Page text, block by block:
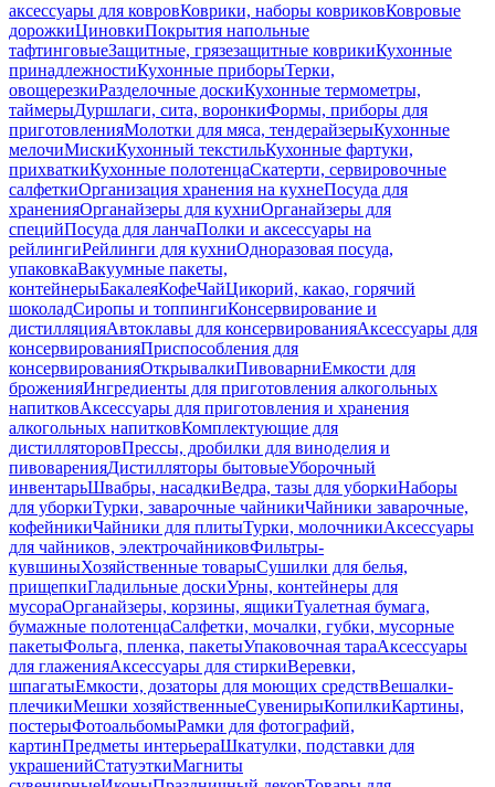
аксессуары для ковровКоврики, наборы ковриковКовровые
дорожкиЦиновкиПокрытия напольные
тафтинговыеЗащитные, грязезащитные коврикиКухонные
принадлежностиКухонные приборыТерки,
овощерезкиРазделочные доскиКухонные термометры,
таймерыДуршлаги, сита, воронкиФормы, приборы для
приготовленияМолотки для мяса, тендерайзерыКухонные
мелочиМискиКухонный текстильКухонные фартуки,
прихваткиКухонные полотенцаСкатерти, сервировочные
салфеткиОрганизация хранения на кухнеПосуда для
храненияОрганайзеры для кухниОрганайзеры для
специйПосуда для ланчаПолки и аксессуары на
рейлингиРейлинги для кухниОдноразовая посуда,
упаковкаВакуумные пакеты,
контейнерыБакалеяКофеЧайЦикорий, какао, горячий
шоколадСиропы и топпингиКонсервирование и
дистилляцияАвтоклавы для консервированияАксессуары для
консервированияПриспособления для
консервированияОткрывалкиПивоварниЕмкости для
броженияИнгредиенты для приготовления алкогольных
напитковАксессуары для приготовления и хранения
алкогольных напитковКомплектующие для
дистилляторовПрессы, дробилки для виноделия и
пивоваренияДистилляторы бытовыеУборочный
инвентарьШвабры, насадкиВедра, тазы для уборкиНаборы
для уборкиТурки, заварочные чайникиЧайники заварочные,
кофейникиЧайники для плитыТурки, молочникиАксессуары
для чайников, электрочайниковФильтры-
кувшиныХозяйственные товарыСушилки для белья,
прищепкиГладильные доскиУрны, контейнеры для
мусораОрганайзеры, корзины, ящикиТуалетная бумага,
бумажные полотенцаСалфетки, мочалки, губки, мусорные
пакетыФольга, пленка, пакетыУпаковочная тараАксессуары
для глаженияАксессуары для стиркиВеревки,
шпагатыЕмкости, дозаторы для моющих средствВешалки-
плечикиМешки хозяйственныеСувенирыКопилкиКартины,
постерыФотоальбомыРамки для фотографий,
картинПредметы интерьераШкатулки, подставки для
украшенийСтатуэткиМагниты